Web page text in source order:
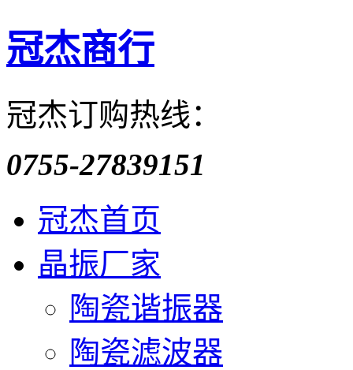
冠杰商行
冠杰订购热线：
0755-27839151
冠杰首页
晶振厂家
陶瓷谐振器
陶瓷滤波器